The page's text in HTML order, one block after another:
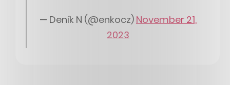
— Deník N (@enkocz) November 21,
2023